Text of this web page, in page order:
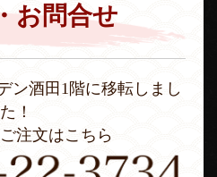
お問合せ
ン酒田1階に移転しまし
た！
注文はこちら